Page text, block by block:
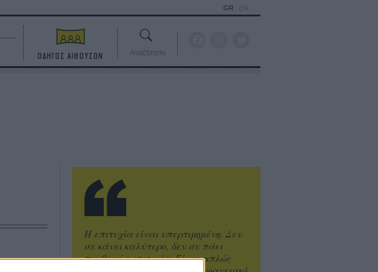
GR EN
ΟΔΗΓΟΣ ΑΙΘΟΥΣΩΝ Αναζήτηση
Η επιτυχία είναι υπερτιμημένη. Δεν
σε κάνει καλύτερο, δεν σε πάει
πουθενά η επιτυχία. Είναι απλώς